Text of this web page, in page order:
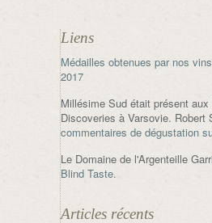
Liens
Médailles obtenues par nos
2017
Millésime Sud était présent aux
Discoveries à Varsovie. Robert
commentaires de dégustation
Le Domaine de l'Argenteille
Blind Taste.
Articles récents